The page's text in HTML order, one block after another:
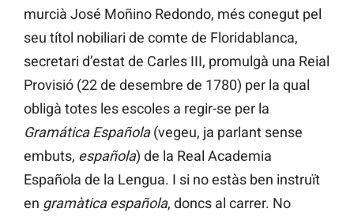
murcià José Moñino Redondo, més conegut pel
seu títol nobiliari de comte de Floridablanca,
secretari d’estat de Carles III, promulgà una Reial
Provisió (22 de desembre de 1780) per la qual
obligà totes les escoles a regir-se per la
Gramática Española(vegeu, ja parlant sense
embuts, española) de la Real Academia
Española de la Lengua. I si no estàs ben instruït
en gramàtica española, doncs al carrer. No